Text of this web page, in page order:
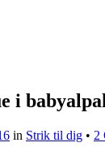
i
in Strik til dig • 2